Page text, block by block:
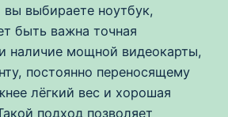
выбираете ноутбук,
быть важна точная
наличие мощной видеокарты,
постоянно переносящему
лёгкий вес и хорошая
подход позволяет